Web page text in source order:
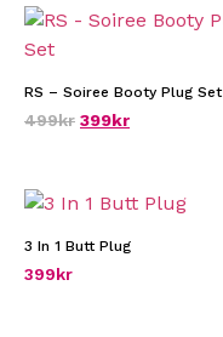
RS – Soiree Booty Plug Set
499kr 399kr
3 In 1 Butt Plug
399kr